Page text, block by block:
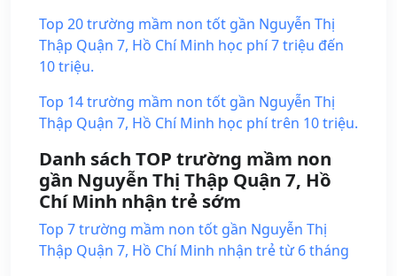
Top 20 trường mầm non tốt gần Nguyễn Thị
Thập Quận 7, Hồ Chí Minh học phí 7 triệu đến
10 triệu.
Top 14 trường mầm non tốt gần Nguyễn Thị
Thập Quận 7, Hồ Chí Minh học phí trên 10 triệu.
Danh sách TOP trường mầm non
gần Nguyễn Thị Thập Quận 7, Hồ
Chí Minh nhận trẻ sớm
Top 7 trường mầm non tốt gần Nguyễn Thị
Thập Quận 7, Hồ Chí Minh nhận trẻ từ 6 tháng